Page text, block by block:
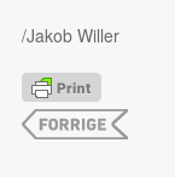
/Jakob Willer